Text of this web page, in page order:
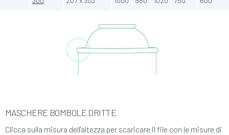
MASCHERE BOMBOLE DRITTE
Clicca sulla misura dell'altezza per scaricare il file con le misure di